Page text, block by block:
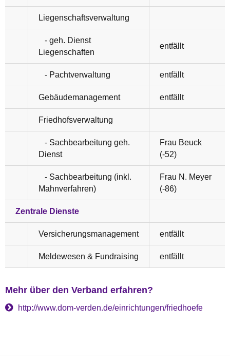
Liegenschaftsverwaltung
- geh. Dienst
Liegenschaften
entfällt
- Pachtverwaltung entfällt
Gebäudemanagement entfällt
Friedhofsverwaltung
- Sachbearbeitung geh.
Dienst
Frau Beuck
(-52)
- Sachbearbeitung (inkl.
Mahnverfahren)
Frau N. Meyer
(-86)
Zentrale Dienste
Versicherungsmanagement entfällt
Meldewesen & Fundraising entfällt
Mehr über den Verband erfahren?
http://www.dom-verden.de/einrichtungen/friedhoefe